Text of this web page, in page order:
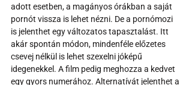
adott esetben, a magányos órákban a saját
pornót vissza is lehet nézni. De a pornómozi
is jelenthet egy változatos tapasztalást. Itt
akár spontán módon, mindenféle előzetes
csevej nélkül is lehet szexelni jóképű
idegenekkel. A film pedig meghozza a kedvet
egy gyors numerához. Alternatívát jelenthet a